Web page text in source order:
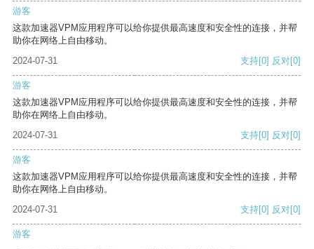
游客
这款加速器VPM应用程序可以给你提供最高速度和安全性的连接，并帮
助你在网络上自由移动。
2024-07-31
支持[0] 反对[0]
游客
这款加速器VPM应用程序可以给你提供最高速度和安全性的连接，并帮
助你在网络上自由移动。
2024-07-31
支持[0] 反对[0]
游客
这款加速器VPM应用程序可以给你提供最高速度和安全性的连接，并帮
助你在网络上自由移动。
2024-07-31
支持[0] 反对[0]
游客